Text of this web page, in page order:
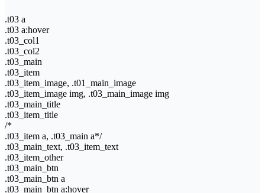
.t03 a
.t03 a:hover
.t03_col1
.t03_col2
.t03_main
.t03_item
.t03_item_image, .t01_main_image
.t03_item_image img, .t03_main_image img
.t03_main_title
.t03_item_title
/*
.t03_item a, .t03_main a*/
.t03_main_text, .t03_item_text
.t03_item_other
.t03_main_btn
.t03_main_btn a
.t03_main_btn a:hover